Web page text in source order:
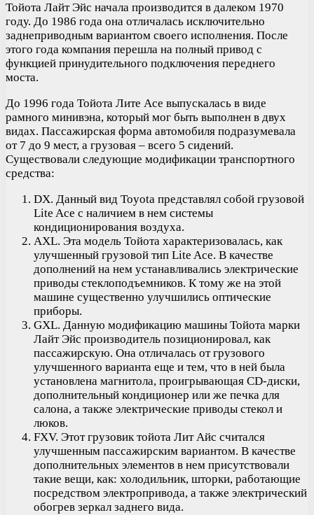
Тойота Лайт Эйс начала производится в далеком 1970
году. До 1986 года она отличалась исключительно
заднеприводным вариантом своего исполнения. После
этого года компания перешла на полный привод с
функцией принудительного подключения переднего
моста.
До 1996 года Тойота Лите Асе выпускалась в виде
рамного минивэна, который мог быть выполнен в двух
видах. Пассажирская форма автомобиля подразумевала
от 7 до 9 мест, а грузовая – всего 5 сидений.
Существовали следующие модификации транспортного
средства:
DX. Данный вид Toyota представлял собой грузовой
Lite Ace с наличием в нем системы
кондиционирования воздуха.
AXL. Эта модель Тойота характеризовалась, как
улучшенный грузовой тип Lite Ace. В качестве
дополнений на нем устанавливались электрические
приводы стеклоподъемников. К тому же на этой
машине существенно улучшились оптические
приборы.
GXL. Данную модификацию машины Тойота марки
Лайт Эйс производитель позиционировал, как
пассажирскую. Она отличалась от грузового
улучшенного варианта еще и тем, что в ней была
установлена магнитола, проигрывающая CD-диски,
дополнительный кондиционер или же печка для
салона, а также электрические приводы стекол и
люков.
FXV. Этот грузовик тойота Лит Айс считался
улучшенным пассажирским вариантом. В качестве
дополнительных элементов в нем присутствовали
такие вещи, как: холодильник, шторки, работающие
посредством электропривода, а также электрический
обогрев зеркал заднего вида.